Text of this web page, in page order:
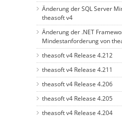
Änderung der SQL Server
theasoft v4
Änderung der .NET
Mindestanforderung von
theasoft v4 Release 4.212
theasoft v4 Release 4.211
theasoft v4 Release 4.206
theasoft v4 Release 4.205
theasoft v4 Release 4.204